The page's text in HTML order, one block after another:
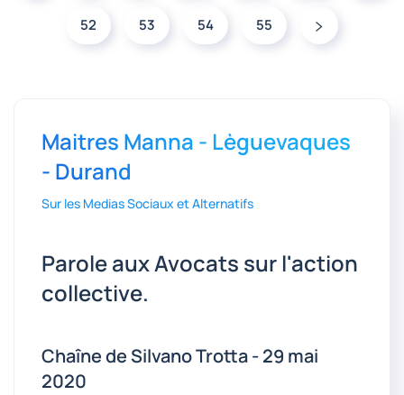
52 53 54 55
Maitres Manna - Lèguevaques
- Durand
Sur les Medias Sociaux et Alternatifs
Parole aux Avocats sur l'action
collective.
Chaîne de Silvano Trotta - 29 mai
2020